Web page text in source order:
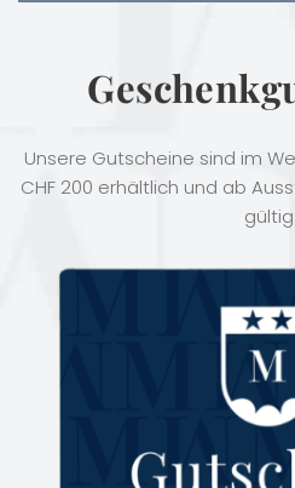
Unsere Gutscheine sind im
CHF 200 erhältlich und ab
gültig.